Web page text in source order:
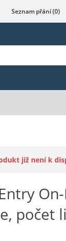
Seznam přání(0)
již není k
počet